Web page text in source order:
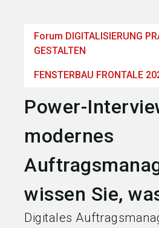
Forum DIGITALISIERUNG
GESTALTEN
FENSTERBAU FRONTALE
Power-
modernes
wissen Sie,
Digitales